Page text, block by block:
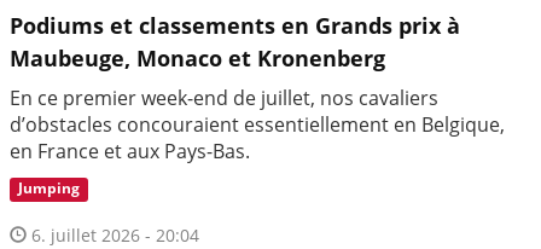
Podiums et classements en Grands prix à
Maubeuge, Monaco et Kronenberg
En ce premier week-end de juillet, nos cavaliers
d’obstacles concouraient essentiellement en Belgique,
en France et aux Pays-Bas.
Jumping
6. juillet 2026 - 20:04